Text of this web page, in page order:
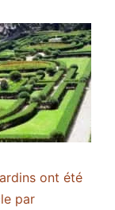
ont été
par